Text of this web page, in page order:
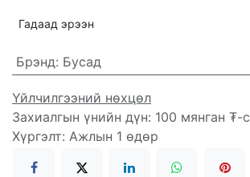
Гадаад эрээн
Брэнд: Бусад
Үйлчилгээний нөхцөл
Захиалгын үнийн дүн: 100 мянган ₮-
Хүргэлт: Ажлын 1 өдөр